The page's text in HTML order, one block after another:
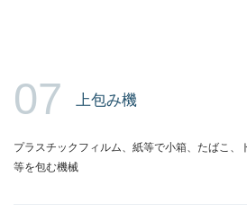
07 上包み機
プラスチックフィルム、紙等で小箱、たばこ、
等を包む機械